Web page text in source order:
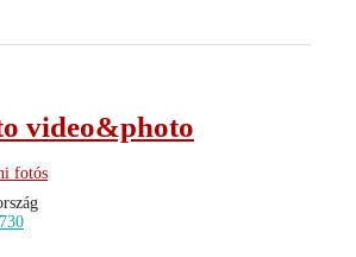
video&photo
fotós